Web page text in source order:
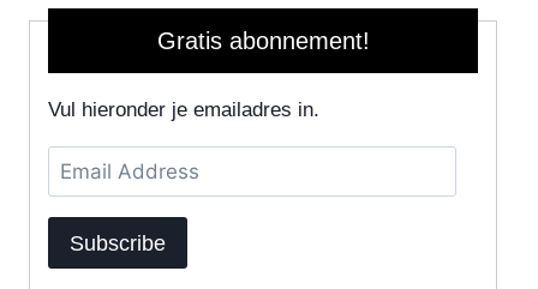
Gratis abonnement!
Vul hieronder je emailadres in.
Email
Address
Subscribe